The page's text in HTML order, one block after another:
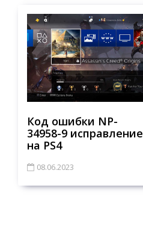
Код ошибки NP-
34958-9 исправление
на PS4
08.06.2023